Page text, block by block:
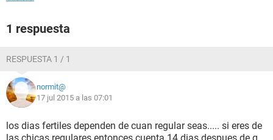
1 respuesta
RESPUESTA 1 / 1
normit@
17 jul 2015 a las 07:01
los dias fertiles dependen de cuan regular seas..... si eres de